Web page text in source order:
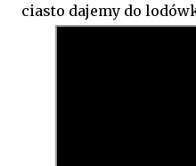
ciasto dajemy do